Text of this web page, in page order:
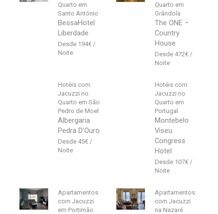
Quarto em
Santo António
BessaHotel
Liberdade
194€
Quarto em
Grândola
The ONE –
Country
House
472€
Hotéis com
Jacuzzi no
Quarto em São
Pedro de Moel
Albergaria
Pedra D’Ouro
45€
Hotéis com
Jacuzzi no
Quarto em
Portugal
Montebelo
Viseu
Congress
Hotel
107€
Apartamentos
com Jacuzzi
em Portimão
Apartamentos
com Jacuzzi
na Nazaré